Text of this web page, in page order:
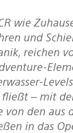
wie
und
reichen
fließt – mit
von den aus
in das